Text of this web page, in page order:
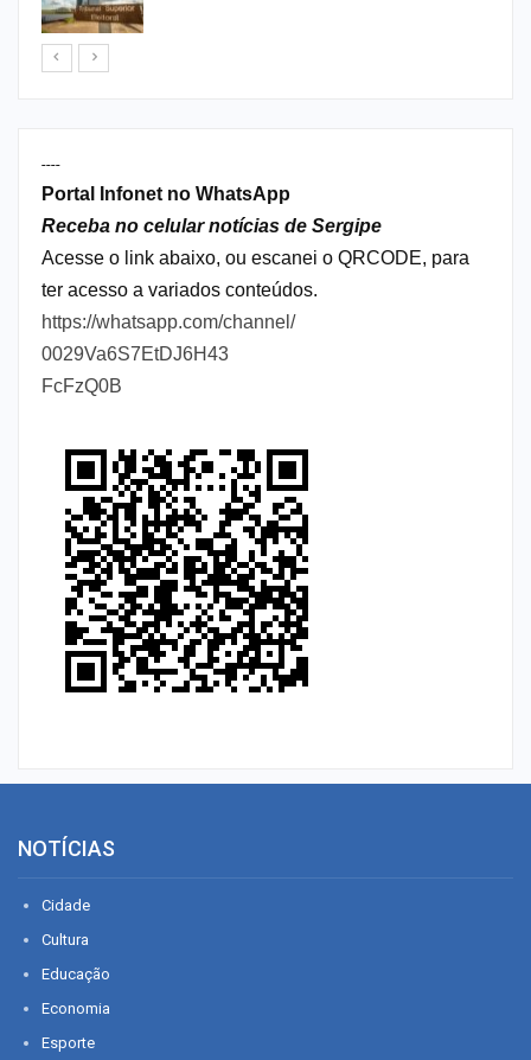
----
Portal Infonet no WhatsApp
Receba no celular notícias de Sergipe
Acesse o link abaixo, ou escanei o QRCODE, para
ter acesso a variados conteúdos.
https://whatsapp.com/channel/
0029Va6S7EtDJ6H43
FcFzQ0B
NOTÍCIAS
Cidade
Cultura
Educação
Economia
Esporte